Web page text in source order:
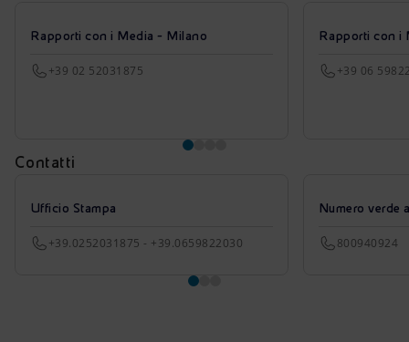
Rapporti con i Media - Milano
+39 02 52031875
Rapporti con i
+39 06
Contatti
Ufficio Stampa
+39.0252031875 - +39.0659822030
Numero verde
800940924